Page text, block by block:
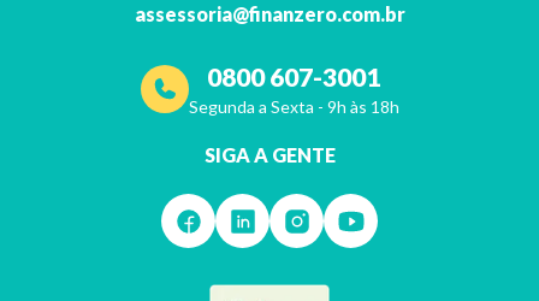
assessoria@finanzero.com.br
0800 607-3001
Segunda a Sexta - 9h às 18h
SIGA A GENTE